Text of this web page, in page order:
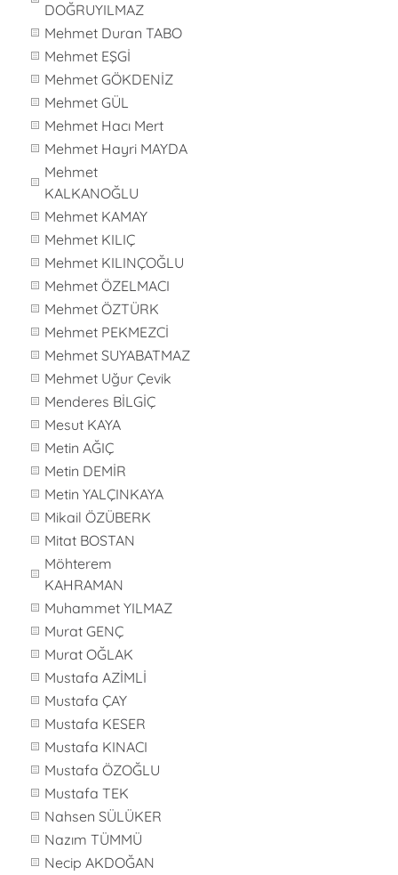
DOĞRUYILMAZ
Mehmet Duran TABO
Mehmet EŞGİ
Mehmet GÖKDENİZ
Mehmet GÜL
Mehmet Hacı Mert
Mehmet Hayri MAYDA
Mehmet
KALKANOĞLU
Mehmet KAMAY
Mehmet KILIÇ
Mehmet KILINÇOĞLU
Mehmet ÖZELMACI
Mehmet ÖZTÜRK
Mehmet PEKMEZCİ
Mehmet SUYABATMAZ
Mehmet Uğur Çevik
Menderes BİLGİÇ
Mesut KAYA
Metin AĞIÇ
Metin DEMİR
Metin YALÇINKAYA
Mikail ÖZÜBERK
Mitat BOSTAN
Möhterem
KAHRAMAN
Muhammet YILMAZ
Murat GENÇ
Murat OĞLAK
Mustafa AZİMLİ
Mustafa ÇAY
Mustafa KESER
Mustafa KINACI
Mustafa ÖZOĞLU
Mustafa TEK
Nahsen SÜLÜKER
Nazım TÜMMÜ
Necip AKDOĞAN